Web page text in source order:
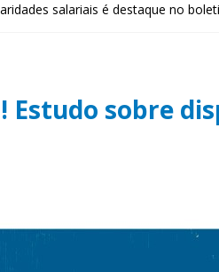
salariais é destaque no
sobre